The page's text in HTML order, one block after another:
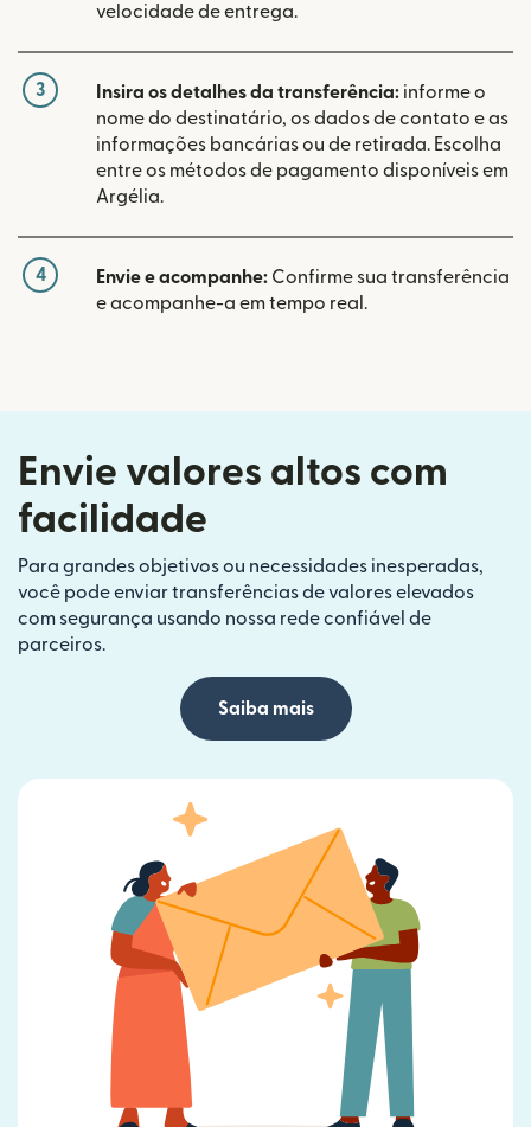
velocidade de entrega.
3 Insira os detalhes da transferência: informe o
nome do destinatário, os dados de contato e as
informações bancárias ou de retirada. Escolha
entre os métodos de pagamento disponíveis em
Argélia.
4 Envie e acompanhe: Confirme sua transferência
e acompanhe-a em tempo real.
Envie valores altos com
facilidade
Para grandes objetivos ou necessidades inesperadas,
você pode enviar transferências de valores elevados
com segurança usando nossa rede confiável de
parceiros.
Saiba mais